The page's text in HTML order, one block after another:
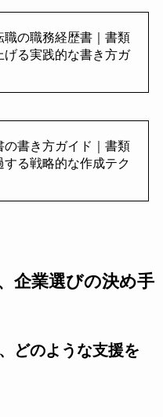
職の職務経歴書｜書類
げる実践的な書き方ガ
の書き方ガイド｜書類
する戦略的な作成テク
企業選びの決め手
どのような支援を